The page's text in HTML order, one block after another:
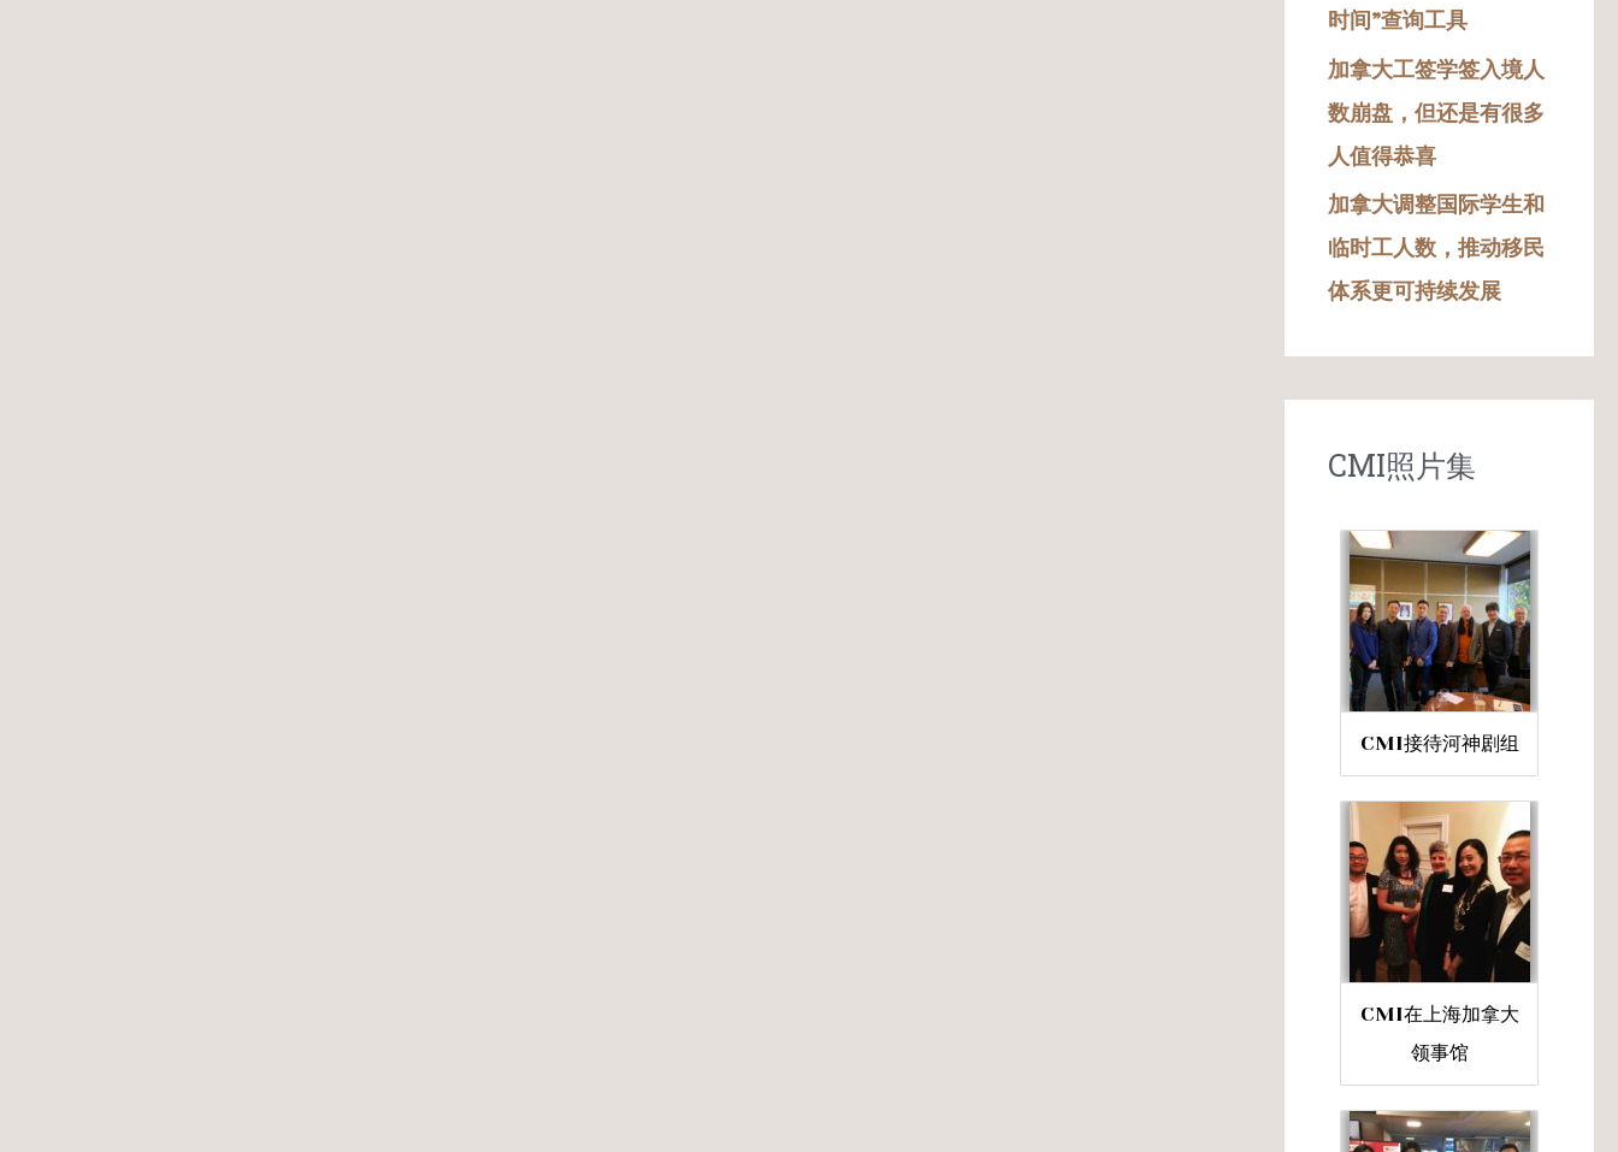
时间”查询工具
加拿大工签学签入境人
数崩盘，但还是有很多
人值得恭喜
加拿大调整国际学生和
临时工人数，推动移民
体系更可持续发展
CMI照片集
CMI接待河神剧组
CMI在上海加拿大
领事馆